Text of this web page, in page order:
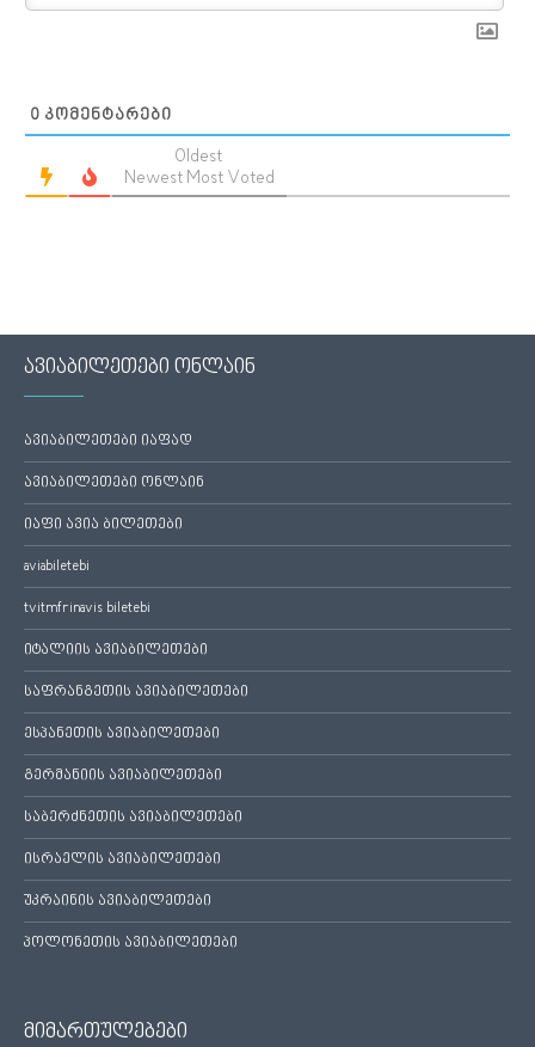
0 ᲙᲝᲛᲔᲜᲢᲐᲠᲔᲑᲘ
Oldest
Newest Most Voted
ავიაბილეთები ონლაინ
ავიაბილეთები იაფად
ავიაბილეთები ონლაინ
იაფი ავია ბილეთები
aviabiletebi
tvitmfrinavis biletebi
იტალიის ავიაბილეთები
საფრანგეთის ავიაბილეთები
ესპანეთის ავიაბილეთები
გერმანიის ავიაბილეთები
საბერძნეთის ავიაბილეთები
ისრაელის ავიაბილეთები
უკრაინის ავიაბილეთები
პოლონეთის ავიაბილეთები
მიმართულებები